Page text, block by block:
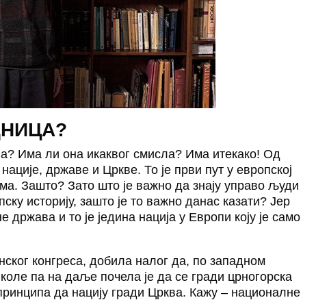
Има ли она икаквог смисла? Има итекако! Од
државе и Цркве. То је први пут у европској
Зашто? Зато што је важно да знају управо људи
историју, зашто је то важно данас казати? Јер
држава и то је једина нација у Европи коју је само
конгреса, добила налог да, по западном
па на даље почела је да се гради црногорска
да нацију гради Црква. Кажу – националне